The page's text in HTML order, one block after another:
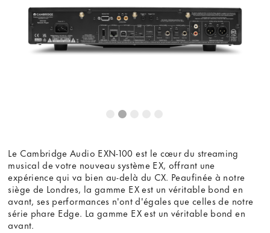
youtube.com.
Voir la vidéo Ne plus demander
Le Cambridge Audio EXN-100 est le cœur du streaming
musical de votre nouveau système EX, offrant une
expérience qui va bien au-delà du CX. Peaufinée à notre
siège de Londres, la gamme EX est un véritable bond en
avant, ses performances n'ont d'égales que celles de notre
série phare Edge. La gamme EX est un véritable bond en
avant.